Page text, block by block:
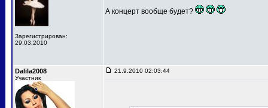
Зарегистрирован:
29.03.2010
А концерт вообще будет?
Dalila2008
Участник
21.9.2010 02:03:44